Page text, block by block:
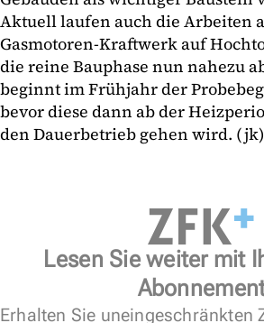
Aktuell laufen auch die Arbeiten
Gasmotoren-Kraftwerk auf
die reine Bauphase nun nahezu
beginnt im Frühjahr der
bevor diese dann ab der
den Dauerbetrieb gehen wird. (jk)
Lesen Sie weiter mit
Erhalten Sie uneingeschränkten